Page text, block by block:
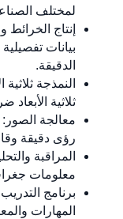
لمختلف
إنتاج
بيانات
الدقيقة.
النمذجة ثلاثية
ثلاثية
معالجة
رؤى دقيقة
المراقبة
معلومات
برنامج
المهارات